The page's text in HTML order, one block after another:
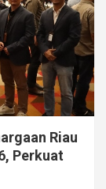
Riau
Perkuat